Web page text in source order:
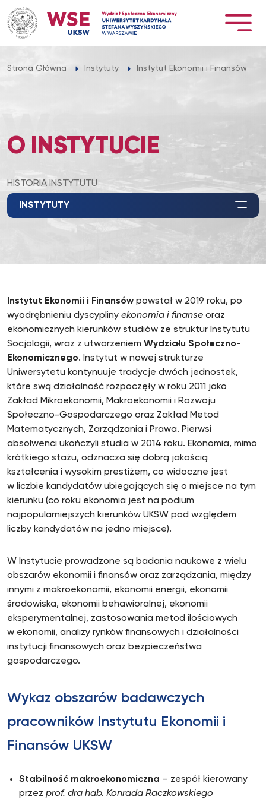
Przejdź
do
treści
Strona Główna Instytuty Instytut Ekonomii i Finansów
O INSTYTUCIE
HISTORIA INSTYTUTU
INSTYTUTY
Instytut Ekonomii i Finansów powstał w 2019 roku, po
wyodrębnieniu dyscypliny ekonomia i finanse oraz
ekonomicznych kierunków studiów ze struktur Instytutu
Socjologii, wraz z utworzeniem Wydziału Społeczno-
Ekonomicznego. Instytut w nowej strukturze
Uniwersytetu kontynuuje tradycje dwóch jednostek,
które swą działalność rozpoczęły w roku 2011 jako
Zakład Mikroekonomii, Makroekonomii i Rozwoju
Społeczno-Gospodarczego oraz Zakład Metod
Matematycznych, Zarządzania i Prawa. Pierwsi
absolwenci ukończyli studia w 2014 roku. Ekonomia, mimo
krótkiego stażu, odznacza się dobrą jakością
kształcenia i wysokim prestiżem, co widoczne jest
w liczbie kandydatów ubiegających się o miejsce na tym
kierunku (co roku ekonomia jest na podium
najpopularniejszych kierunków UKSW pod względem
liczby kandydatów na jedno miejsce).
W Instytucie prowadzone są badania naukowe z wielu
obszarów ekonomii i finansów oraz zarządzania, między
innymi z makroekonomii, ekonomii energii, ekonomii
środowiska, ekonomii behawioralnej, ekonomii
eksperymentalnej, zastosowania metod ilościowych
w ekonomii, analizy rynków finansowych i działalności
instytucji finansowych oraz bezpieczeństwa
gospodarczego.
Wykaz obszarów badawczych
pracowników Instytutu Ekonomii i
Finansów UKSW
Stabilność makroekonomiczna – zespół kierowany
przez prof. dra hab. Konrada Raczkowskiego